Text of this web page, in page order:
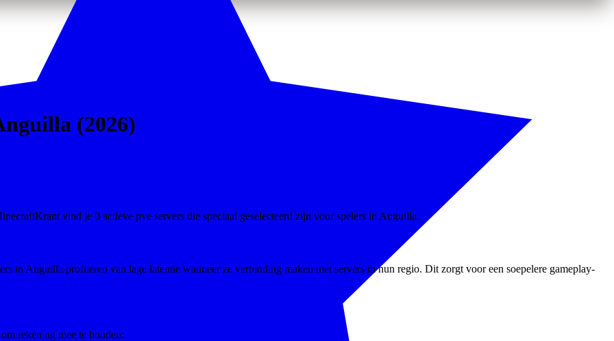
(2026)
vind je 0 actieve pve servers die speciaal geselecteerd zijn voor spelers in Anguilla.
in Anguilla profiteren van lage latentie wanneer ze verbinding maken met servers in hun regio. Dit zorgt voor een soepelere gameplay-
rekening mee te houden: